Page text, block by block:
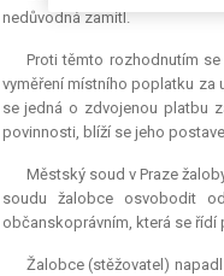
nedůvodná zamítl.
Proti těmto rozhodnutím
vyměření místního poplatku za
se jedná o zdvojenou platbu
povinnosti, blíží se jeho
Městský soud v Praze
soudu žalobce osvobodit
občanskoprávním, která se řídí
Žalobce (stěžovatel)